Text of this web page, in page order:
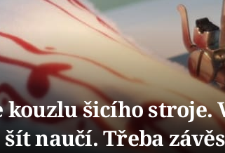
kouzlu šicího stroje.
šít naučí. Třeba